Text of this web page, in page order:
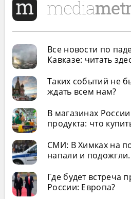
Все новости по
Кавказе: читать
Таких событий не
ждать всем нам?
В магазинах
продукта: что
СМИ: В Химках на
напали и подожгли.
Где будет встреча
России: Европа?